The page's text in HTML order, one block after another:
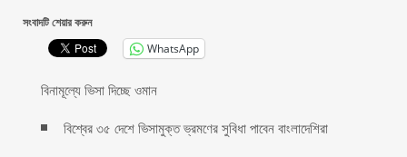
সংবাদটি শেয়ার করুন
WhatsApp
বিনামূল্যে ভিসা দিচ্ছে ওমান
বিশ্বের ৩৫ দেশে ভিসামুক্ত ভ্রমণের সুবিধা পাবেন বাংলাদেশিরা